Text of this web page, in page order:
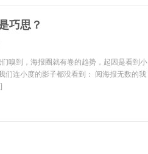
巧思？
嗅到，海报圈就有卷的趋势，起因是看到小
连小度的影子都没看到： 阅海报无数的我